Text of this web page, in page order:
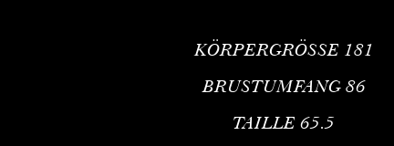
KÖRPERGRÖSSE 181
BRUSTUMFANG 86
TAILLE 65.5